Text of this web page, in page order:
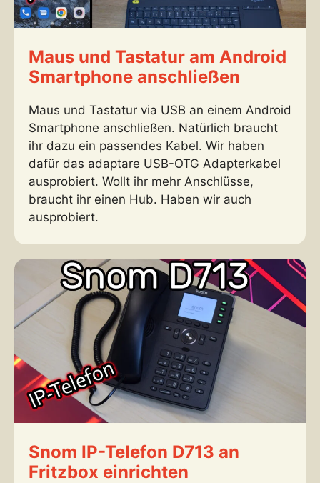
Maus und Tastatur am Android
Smartphone anschließen
Maus und Tastatur via USB an einem Android
Smartphone anschließen. Natürlich braucht
ihr dazu ein passendes Kabel. Wir haben
dafür das adaptare USB-OTG Adapterkabel
ausprobiert. Wollt ihr mehr Anschlüsse,
braucht ihr einen Hub. Haben wir auch
ausprobiert.
Snom IP-Telefon D713 an
Fritzbox einrichten